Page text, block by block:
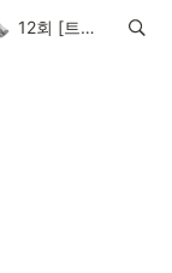
12회 [트랜스링크캐피탈]